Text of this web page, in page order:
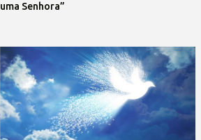
uma Senhora”